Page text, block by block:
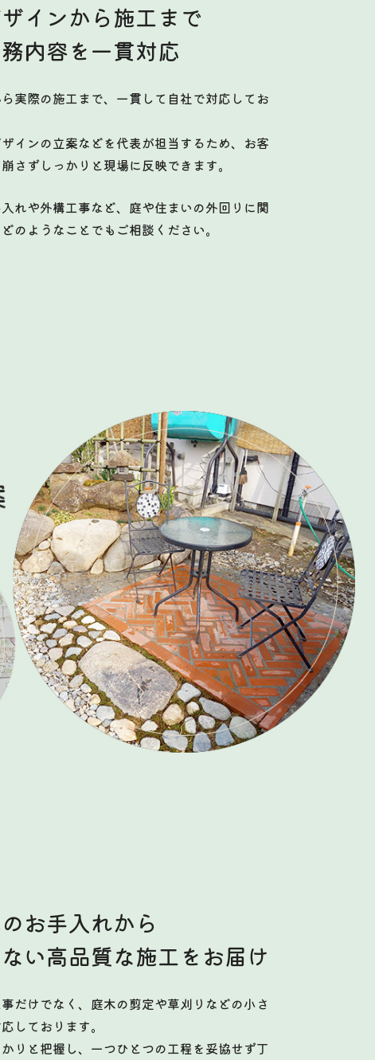
インから施工まで
内容を一貫対応
実際の施工まで、一貫して自社で対応してお
インの立案などを代表が担当するため、お客
さずしっかりと現場に反映できます。
れや外構工事など、庭や住まいの外回りに関
のようなことでもご相談ください。
お手入れから
い高品質な施工をお届け
だけでなく、庭木の剪定や草刈りなどの小さ
しております。
りと把握し、一つひとつの工程を妥協せず丁